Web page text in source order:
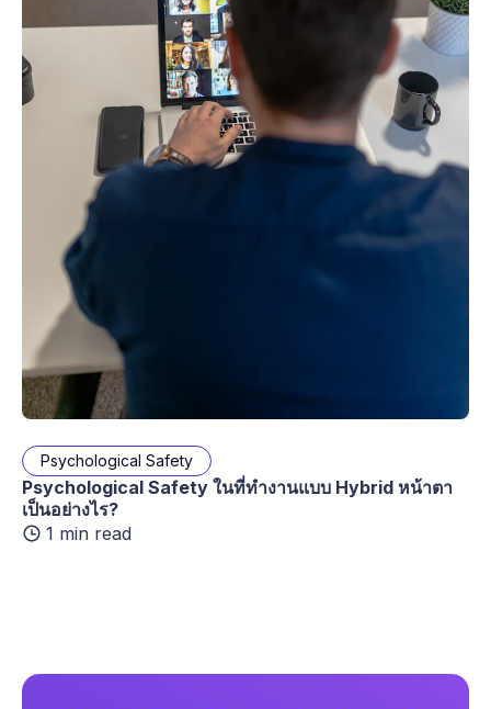
Psychological Safety
Psychological Safety ในที่ทำงานแบบ Hybrid หน้าตา
เป็นอย่างไร?
1 min read